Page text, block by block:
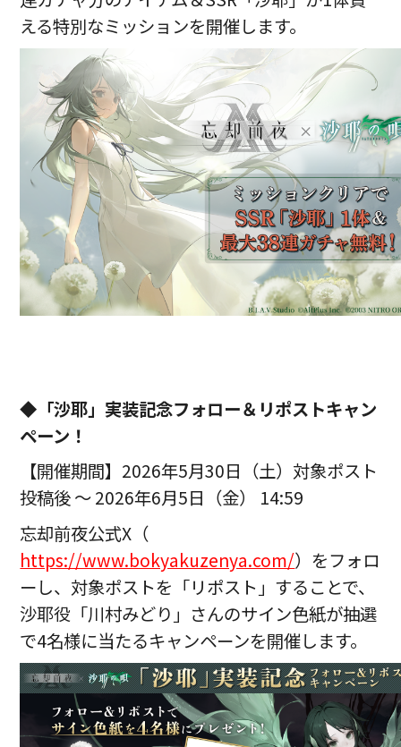
える特別なミッションを開催します。
◆「沙耶」実装記念フォロー＆リポストキャン
ペーン ！
【開催期間】2026年5月30日（土）対象ポスト
投稿後 ～ 2026年6月5日（金） 14:59
忘却前夜公式X（
https://www.bokyakuzenya.com/）をフォロ
ーし、対象ポストを「リポスト」することで、
沙耶役「川村みどり」さんのサイン色紙が抽選
で4名様に当たるキャンペーンを開催します。